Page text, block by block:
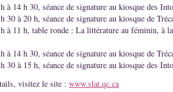
à 14 h 30, séance de signature au kiosque des
30 à 20 h, séance de signature au kiosque de
à 11 h, table ronde : La littérature au féminin, à
à 14 h 30, séance de signature au kiosque de
30 à 15 h, séance de signature au kiosque des
visitez le site : www.slat.qc.ca